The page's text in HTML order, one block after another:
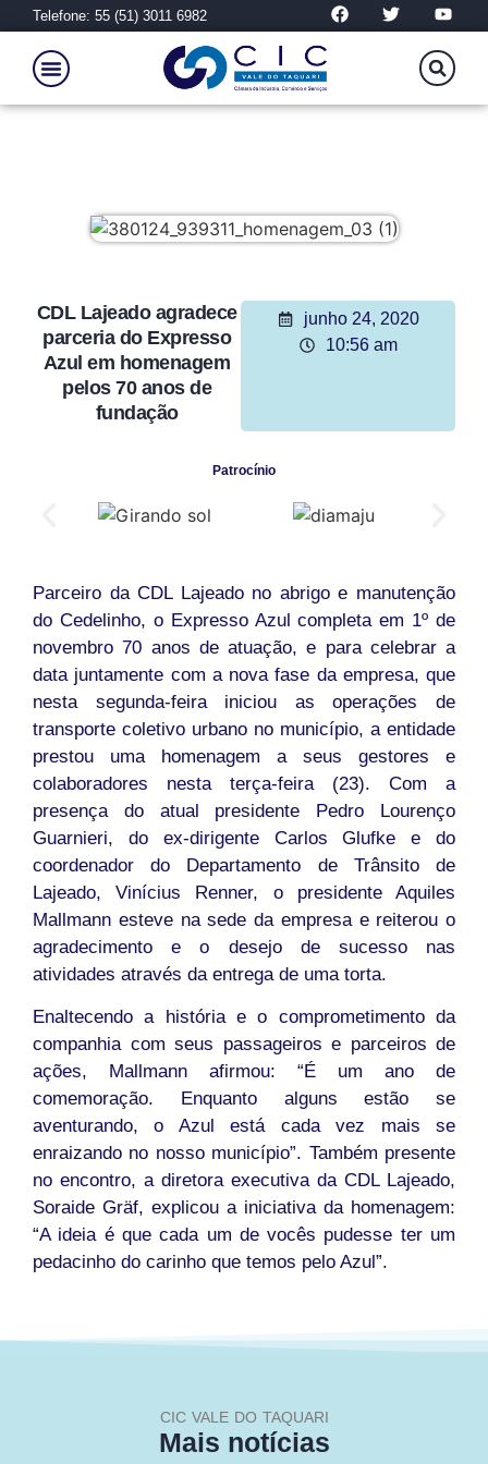
Telefone: 55 (51) 3011 6982
CDL Lajeado agradece
parceria do Expresso
Azul em homenagem
pelos 70 anos de
fundação
junho 24, 2020
10:56 am
Patrocínio
Parceiro da CDL Lajeado no abrigo e manutenção
do Cedelinho, o Expresso Azul completa em 1º de
novembro 70 anos de atuação, e para celebrar a
data juntamente com a nova fase da empresa, que
nesta segunda-feira iniciou as operações de
transporte coletivo urbano no município, a entidade
prestou uma homenagem a seus gestores e
colaboradores nesta terça-feira (23). Com a
presença do atual presidente Pedro Lourenço
Guarnieri, do ex-dirigente Carlos Glufke e do
coordenador do Departamento de Trânsito de
Lajeado, Vinícius Renner, o presidente Aquiles
Mallmann esteve na sede da empresa e reiterou o
agradecimento e o desejo de sucesso nas
atividades através da entrega de uma torta.
Enaltecendo a história e o comprometimento da
companhia com seus passageiros e parceiros de
ações, Mallmann afirmou: “É um ano de
comemoração. Enquanto alguns estão se
aventurando, o Azul está cada vez mais se
enraizando no nosso município”. Também presente
no encontro, a diretora executiva da CDL Lajeado,
Soraide Gräf, explicou a iniciativa da homenagem:
“A ideia é que cada um de vocês pudesse ter um
pedacinho do carinho que temos pelo Azul”.
CIC VALE DO TAQUARI
Mais notícias